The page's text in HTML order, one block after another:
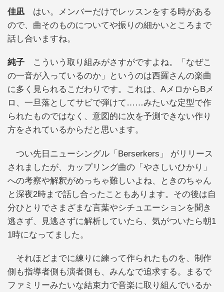
佳凪 はい。メンバーだけでレッスンをする時がある
ので、曲そのものについてや振りの細かいところまで
話し合いますね。
純子 こういう取り組みがさすがですよね。「なぜこ
の一音が入っているのか」というのは西羅さんの楽曲
に多く見られるこだわりです。これは、AメロからBメ
ロ、一旦落としてサビで弾けて……みたいな定型で作
られたものではなく、意図的に次を予測できない作り
方をされているからだと思います。
つい先日ニューシングル「Berserkers」 がリリース
されましたが、カップリング曲の「やさしいひかり」
への考察や解釈がめっちゃ難しいよね、ときのちゃん
と深夜2時まで話し合ったこともあります。その後は自
分ひとりでさまざまな言葉やシチュエーションを聞き
逃さず、見逃さずに解析していたら、気がついたら朝1
1時になってました。
それほどまでに練りに練って作られたものを、制作
側も指導者側も演者側も、みんなで追求する。まるで
ファミリーみたいな結束力で音楽に取り組んでいるか